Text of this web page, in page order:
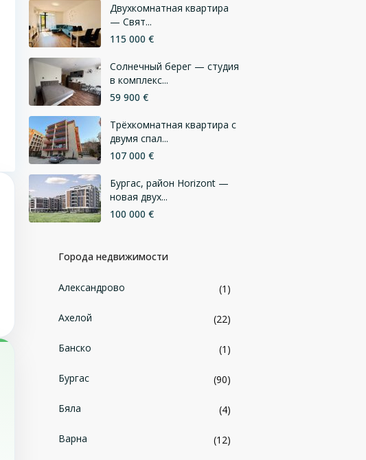
Двухкомнатная квартира
— Свят...
115 000 €
Солнечный берег — студия
в комплекс...
59 900 €
Трёхкомнатная квартира с
двумя спал...
107 000 €
Бургас, район Horizont —
новая двух...
100 000 €
Города недвижимости
Александрово (1)
Ахелой (22)
Банско (1)
Бургас (90)
Бяла (4)
Варна (12)